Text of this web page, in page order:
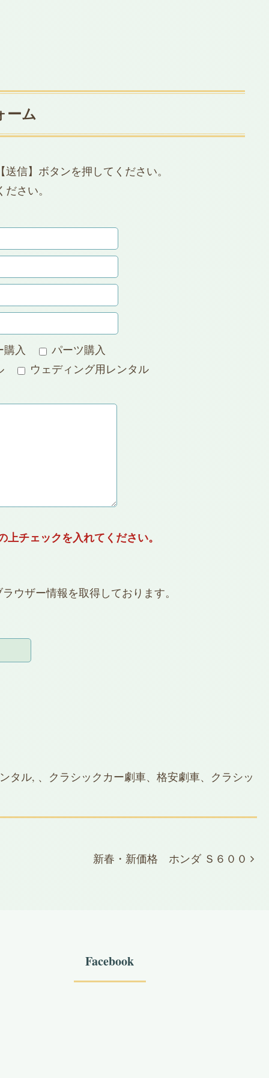
ーム
信】ボタンを押してください。
ださい。
購入
パーツ購入
ウェディング用レンタル
上チェックを入れてください。
ウザー情報を取得しております。
タル,、クラシックカー劇車、格安劇車、クラシッ
新春・新価格 ホンダ Ｓ６００
Facebook